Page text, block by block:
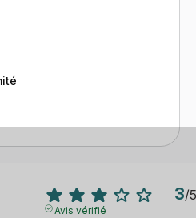
3/5
Avis vérifié